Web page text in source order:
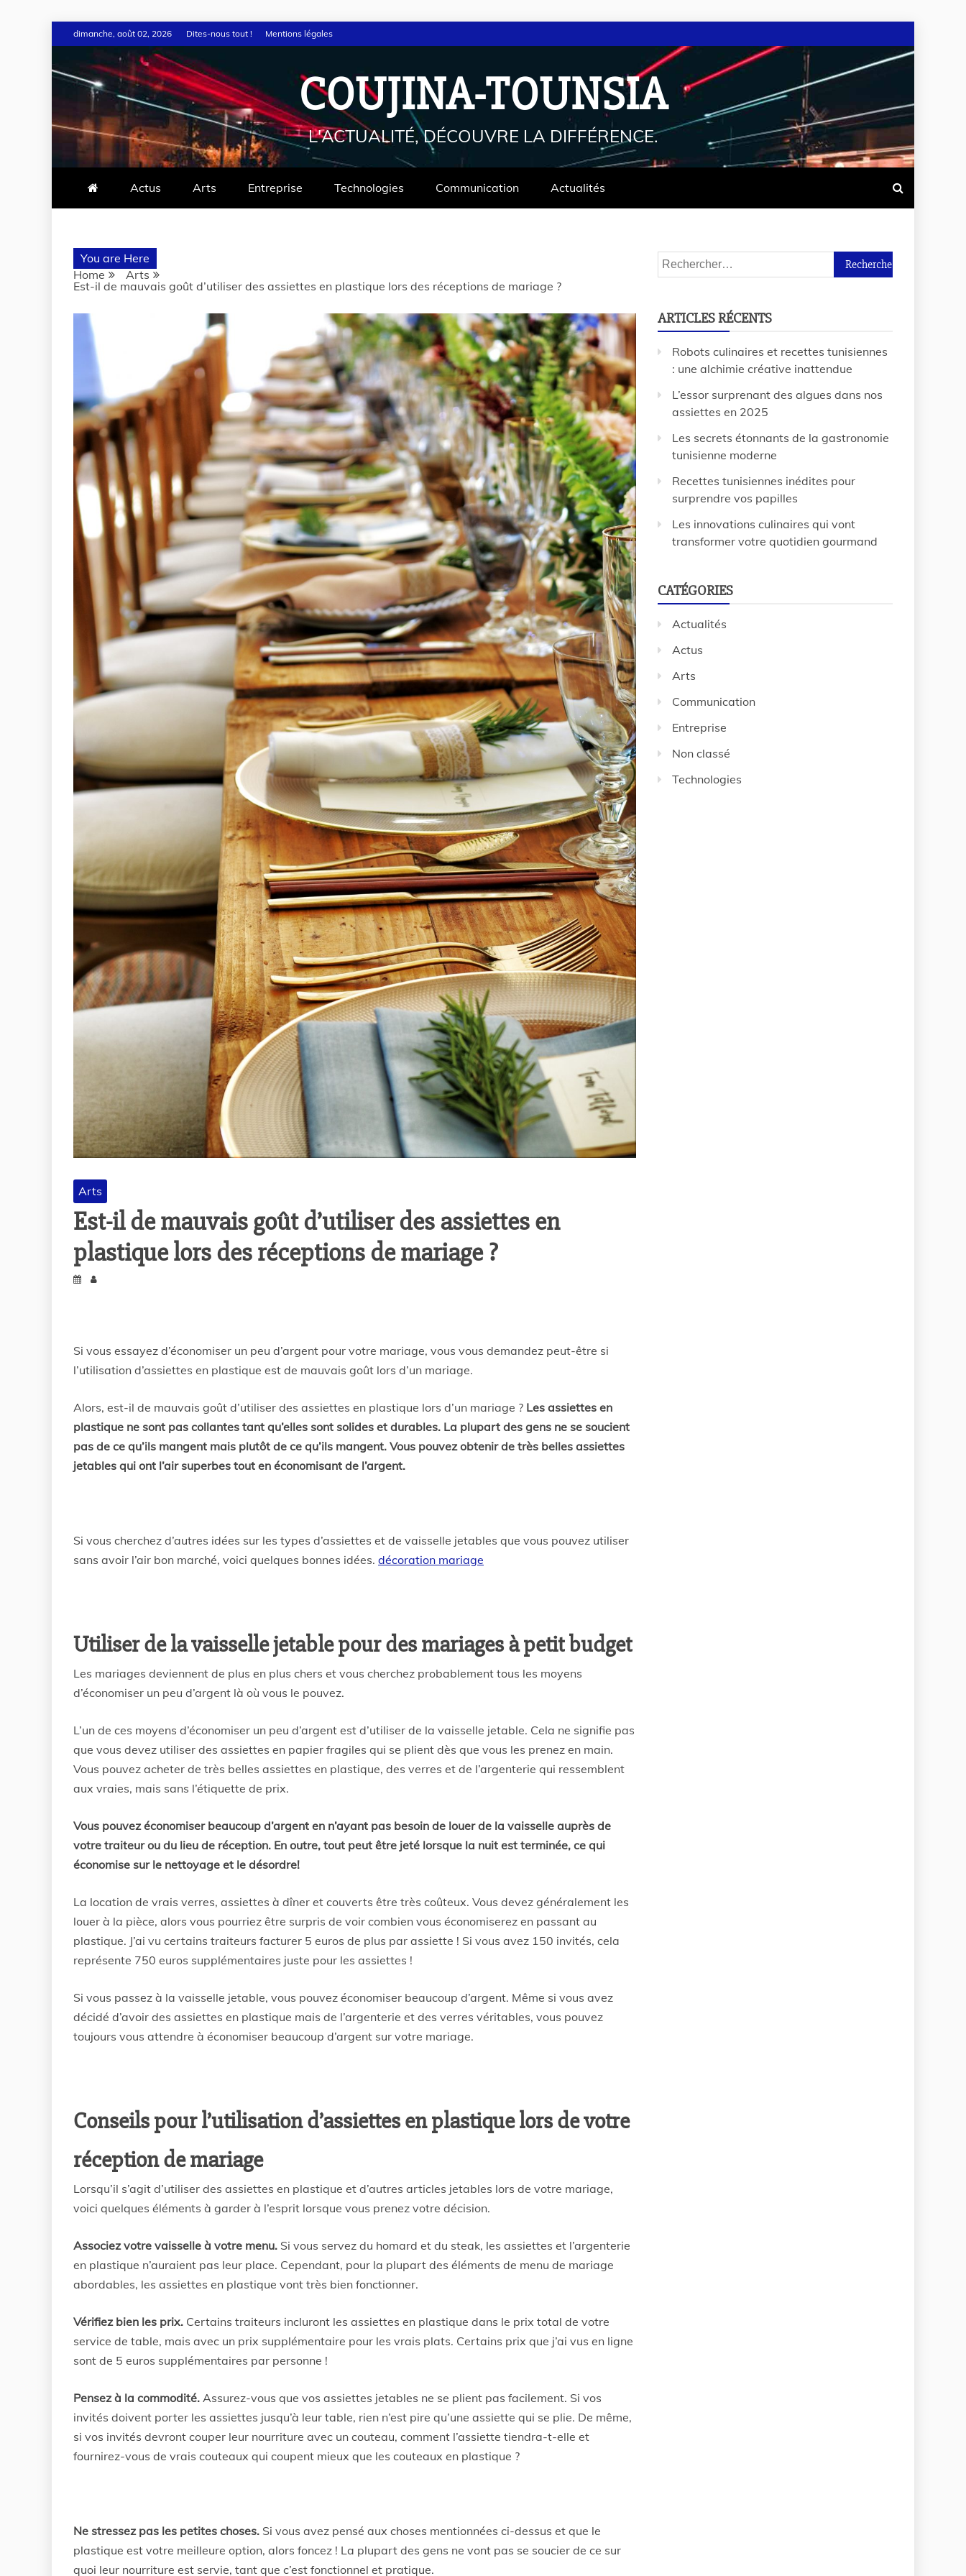
dimanche, août 02, 2026 Dites-nous tout ! Mentions légales
COUJINA-TOUNSIA
L'ACTUALITÉ, DÉCOUVRE LA DIFFÉRENCE.
Actus Arts Entreprise Technologies Communication Actualités
You are Here
Home
Arts
Est-il de mauvais goût d’utiliser des assiettes en plastique lors des réceptions de mariage ?
Arts
Est-il de mauvais goût d’utiliser des assiettes en
plastique lors des réceptions de mariage ?
Si vous essayez d’économiser un peu d’argent pour votre mariage, vous vous demandez peut-être si
l’utilisation d’assiettes en plastique est de mauvais goût lors d’un mariage.
Alors, est-il de mauvais goût d’utiliser des assiettes en plastique lors d’un mariage ? Les assiettes en
plastique ne sont pas collantes tant qu’elles sont solides et durables. La plupart des gens ne se soucient
pas de ce qu’ils mangent mais plutôt de ce qu’ils mangent. Vous pouvez obtenir de très belles assiettes
jetables qui ont l’air superbes tout en économisant de l’argent.
Si vous cherchez d’autres idées sur les types d’assiettes et de vaisselle jetables que vous pouvez utiliser
sans avoir l’air bon marché, voici quelques bonnes idées. décoration mariage
Utiliser de la vaisselle jetable pour des mariages à petit budget
Les mariages deviennent de plus en plus chers et vous cherchez probablement tous les moyens
d’économiser un peu d’argent là où vous le pouvez.
L’un de ces moyens d’économiser un peu d’argent est d’utiliser de la vaisselle jetable. Cela ne signifie pas
que vous devez utiliser des assiettes en papier fragiles qui se plient dès que vous les prenez en main.
Vous pouvez acheter de très belles assiettes en plastique, des verres et de l’argenterie qui ressemblent
aux vraies, mais sans l’étiquette de prix.
Vous pouvez économiser beaucoup d’argent en n’ayant pas besoin de louer de la vaisselle auprès de
votre traiteur ou du lieu de réception. En outre, tout peut être jeté lorsque la nuit est terminée, ce qui
économise sur le nettoyage et le désordre!
La location de vrais verres, assiettes à dîner et couverts être très coûteux. Vous devez généralement les
louer à la pièce, alors vous pourriez être surpris de voir combien vous économiserez en passant au
plastique. J’ai vu certains traiteurs facturer 5 euros de plus par assiette ! Si vous avez 150 invités, cela
représente 750 euros supplémentaires juste pour les assiettes !
Si vous passez à la vaisselle jetable, vous pouvez économiser beaucoup d’argent. Même si vous avez
décidé d’avoir des assiettes en plastique mais de l’argenterie et des verres véritables, vous pouvez
toujours vous attendre à économiser beaucoup d’argent sur votre mariage.
Conseils pour l’utilisation d’assiettes en plastique lors de votre
réception de mariage
Lorsqu’il s’agit d’utiliser des assiettes en plastique et d’autres articles jetables lors de votre mariage,
voici quelques éléments à garder à l’esprit lorsque vous prenez votre décision.
Associez votre vaisselle à votre menu. Si vous servez du homard et du steak, les assiettes et l’argenterie
en plastique n’auraient pas leur place. Cependant, pour la plupart des éléments de menu de mariage
abordables, les assiettes en plastique vont très bien fonctionner.
Vérifiez bien les prix. Certains traiteurs incluront les assiettes en plastique dans le prix total de votre
service de table, mais avec un prix supplémentaire pour les vrais plats. Certains prix que j’ai vus en ligne
sont de 5 euros supplémentaires par personne !
Pensez à la commodité. Assurez-vous que vos assiettes jetables ne se plient pas facilement. Si vos
invités doivent porter les assiettes jusqu’à leur table, rien n’est pire qu’une assiette qui se plie. De même,
si vos invités devront couper leur nourriture avec un couteau, comment l’assiette tiendra-t-elle et
fournirez-vous de vrais couteaux qui coupent mieux que les couteaux en plastique ?
Ne stressez pas les petites choses. Si vous avez pensé aux choses mentionnées ci-dessus et que le
plastique est votre meilleure option, alors foncez ! La plupart des gens ne vont pas se soucier de ce sur
quoi leur nourriture est servie, tant que c’est fonctionnel et pratique.
ARTICLES RÉCENTS
Robots culinaires et recettes tunisiennes
: une alchimie créative inattendue
L’essor surprenant des algues dans nos
assiettes en 2025
Les secrets étonnants de la gastronomie
tunisienne moderne
Recettes tunisiennes inédites pour
surprendre vos papilles
Les innovations culinaires qui vont
transformer votre quotidien gourmand
CATÉGORIES
Actualités
Actus
Arts
Communication
Entreprise
Non classé
Technologies